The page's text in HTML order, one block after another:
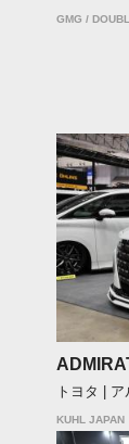
GMG /
トヨタ |
KUHL JAPAN